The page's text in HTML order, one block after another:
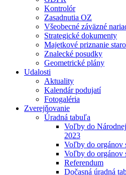
Kontrolór
Zasadnutia OZ
Všeobecné záväzné
Strategické dokumenty
Majetkové priznanie
Znalecké posudky
Geometrické plány
Udalosti
Aktuality
Kalendár podujatí
Fotogaléria
Zverejňovanie
Úradná tabuľa
Voľby do
2023
Voľby do orgánov
Voľby do orgánov
Referendum
Dočasná úradná